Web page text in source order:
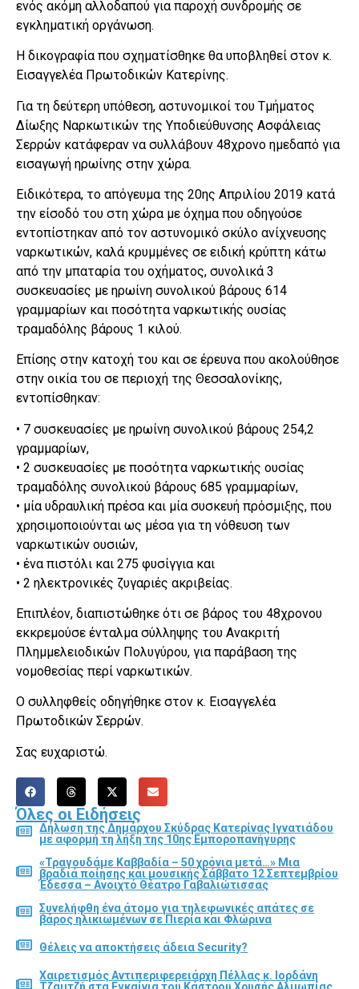
ενός ακόμη αλλοδαπού για παροχή συνδρομής σε
εγκληματική οργάνωση.
Η δικογραφία που σχηματίσθηκε θα υποβληθεί στον κ.
Εισαγγελέα Πρωτοδικών Κατερίνης.
Για τη δεύτερη υπόθεση, αστυνομικοί του Τμήματος
Δίωξης Ναρκωτικών της Υποδιεύθυνσης Ασφάλειας
Σερρών κατάφεραν να συλλάβουν 48χρονο ημεδαπό για
εισαγωγή ηρωίνης στην χώρα.
Ειδικότερα, το απόγευμα της 20ης Απριλίου 2019 κατά
την είσοδό του στη χώρα με όχημα που οδηγούσε
εντοπίστηκαν από τον αστυνομικό σκύλο ανίχνευσης
ναρκωτικών, καλά κρυμμένες σε ειδική κρύπτη κάτω
από την μπαταρία του οχήματος, συνολικά 3
συσκευασίες με ηρωίνη συνολικού βάρους 614
γραμμαρίων και ποσότητα ναρκωτικής ουσίας
τραμαδόλης βάρους 1 κιλού.
Επίσης στην κατοχή του και σε έρευνα που ακολούθησε
στην οικία του σε περιοχή της Θεσσαλονίκης,
εντοπίσθηκαν:
• 7 συσκευασίες με ηρωίνη συνολικού βάρους 254,2
γραμμαρίων,
• 2 συσκευασίες με ποσότητα ναρκωτικής ουσίας
τραμαδόλης συνολικού βάρους 685 γραμμαρίων,
• μία υδραυλική πρέσα και μία συσκευή πρόσμιξης, που
χρησιμοποιούνται ως μέσα για τη νόθευση των
ναρκωτικών ουσιών,
• ένα πιστόλι και 275 φυσίγγια και
• 2 ηλεκτρονικές ζυγαριές ακριβείας.
Επιπλέον, διαπιστώθηκε ότι σε βάρος του 48χρονου
εκκρεμούσε ένταλμα σύλληψης του Ανακριτή
Πλημμελειοδικών Πολυγύρου, για παράβαση της
νομοθεσίας περί ναρκωτικών.
Ο συλληφθείς οδηγήθηκε στον κ. Εισαγγελέα
Πρωτοδικών Σερρών.
Σας ευχαριστώ.
Όλες οι Ειδήσεις
Δήλωση της Δημάρχου Σκύδρας Κατερίνας Ιγνατιάδου
με αφορμή τη λήξη της 10ης Εμποροπανήγυρης
«Τραγουδάμε Καββαδία – 50 χρόνια μετά…» Μια
βραδιά ποίησης και μουσικής Σάββατο 12 Σεπτεμβρίου
Έδεσσα – Ανοιχτό Θέατρο Γαβαλιώτισσας
Συνελήφθη ένα άτομο για τηλεφωνικές απάτες σε
βάρος ηλικιωμένων σε Πιερία και Φλώρινα
Θέλεις να αποκτήσεις άδεια Security?
Χαιρετισμός Αντιπεριφερειάρχη Πέλλας κ. Ιορδάνη